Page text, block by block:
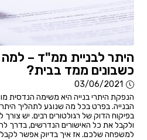
היתר לבניית ממ"ד – למה
כשבונים ממד בבית?
03/06/2021
הנפקת היתרי בנייה היא משימה הנדסית
הבנייה. בפרט בכל מה שנוגע לתהליך
בפיקוח הדוק של רגולטורים רבים. יש
ולקבל את כל האישורים הנדרשים, בדרך
למשפחה שלכם. אז איך בדיוק אפשר